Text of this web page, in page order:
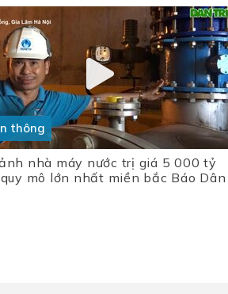
thông
nhà máy nước trị giá 5 000 tỷ
mô lớn nhất miền bắc Báo Dân